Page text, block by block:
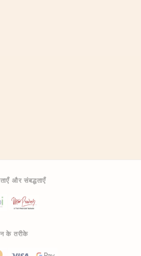
और संबद्धताएँ
के तरीके